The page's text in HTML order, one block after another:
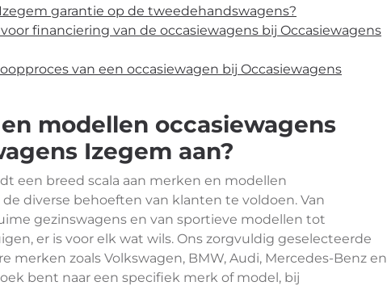
garantie op de tweedehandswagens?
financiering van de occasiewagens bij Occasiewagens
van een occasiewagen bij Occasiewagens
modellen occasiewagens
Izegem aan?
een breed scala aan merken en modellen
diverse behoeften van klanten te voldoen. Van
gezinswagens en van sportieve modellen tot
er is voor elk wat wils. Ons zorgvuldig geselecteerde
merken zoals Volkswagen, BMW, Audi, Mercedes-Benz en
bent naar een specifiek merk of model, bij